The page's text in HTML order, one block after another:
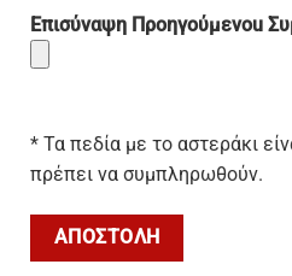
Επισύναψη Προηγούμενοu
* Τα πεδία με το αστεράκι
πρέπει να συμπληρωθούν.